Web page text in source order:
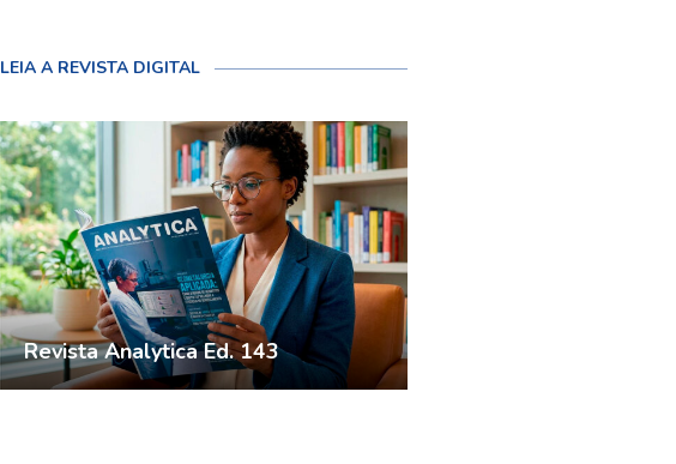
LEIA A REVISTA DIGITAL
Revista Analytica Ed. 143